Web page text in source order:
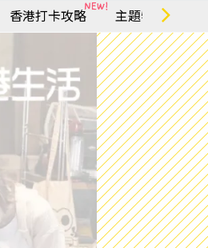
香港打卡攻略 主題特集